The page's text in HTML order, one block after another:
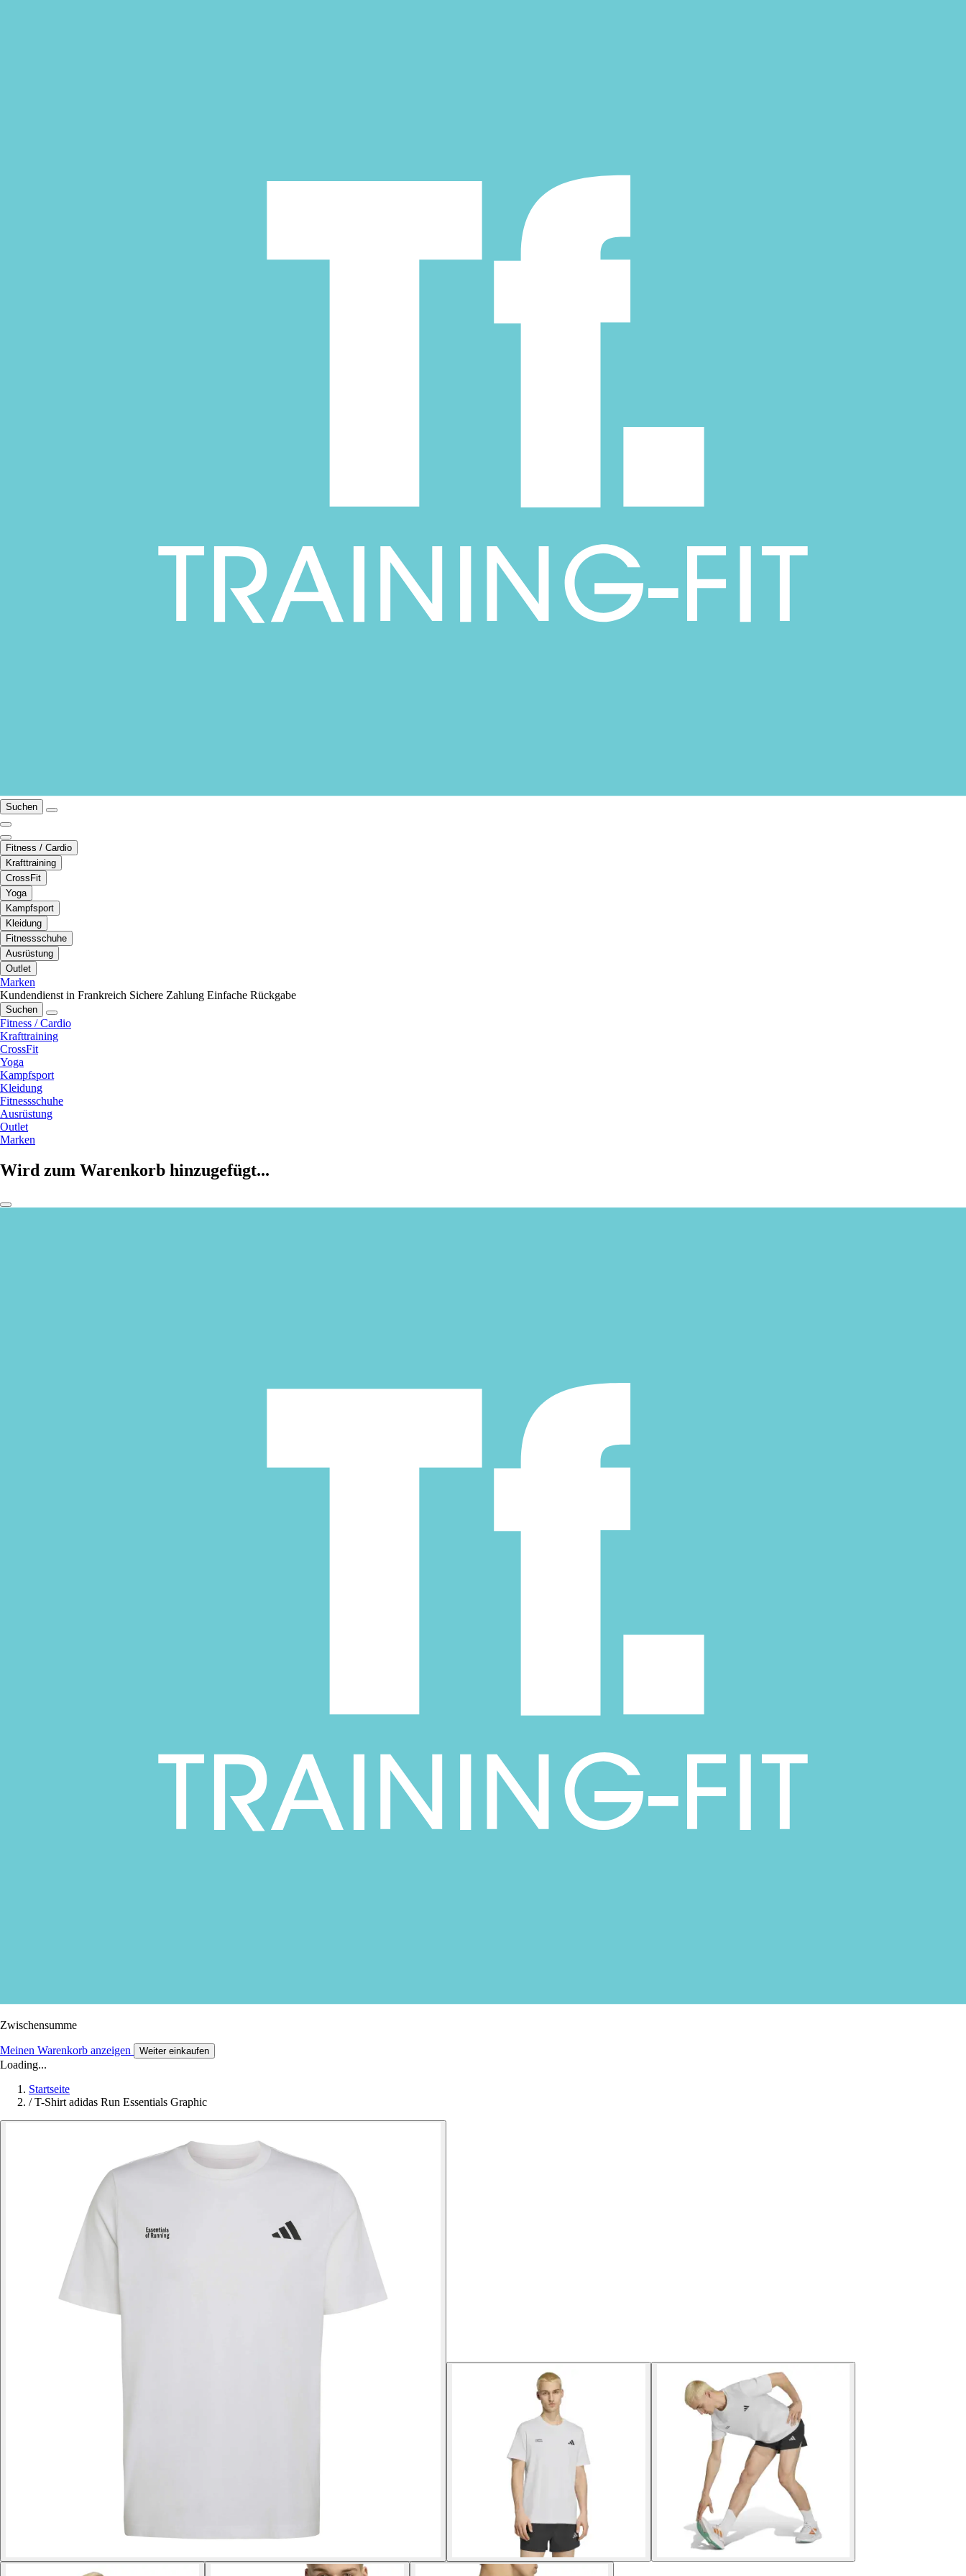
Suchen
Fitness / Cardio
Krafttraining
CrossFit
Yoga
Kampfsport
Kleidung
Fitnessschuhe
Ausrüstung
Outlet
Marken
Kundendienst in Frankreich Sichere Zahlung Einfache Rückgabe
Suchen
Fitness / Cardio
Krafttraining
CrossFit
Yoga
Kampfsport
Kleidung
Fitnessschuhe
Ausrüstung
Outlet
Marken
Wird zum Warenkorb hinzugefügt...
Zwischensumme
Meinen Warenkorb anzeigen Weiter einkaufen
Loading...
Startseite
/ T-Shirt adidas Run Essentials Graphic